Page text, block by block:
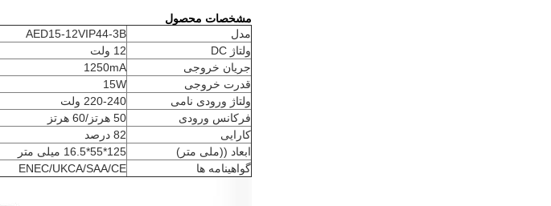
مشخصات محصول
مدل
AED15-12VIP44-3B
ولتاژ DC
12 ولت
جریان خروجی
1250mA
قدرت خروجی
15W
ولتاژ ورودی نامی
220-240 ولت
فرکانس ورودی
50 هرتز/60 هرتز
کارایی
82 درصد
ابعاد ((ملی متر)
125*55*16.5 میلی متر
گواهینامه ها
ENEC/UKCA/SAA/CE